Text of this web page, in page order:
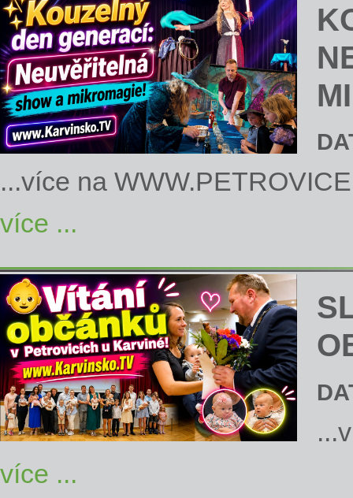
...více na
více ...
více ...